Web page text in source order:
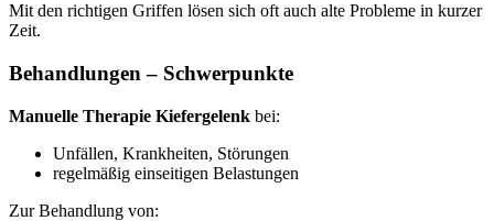
Mit den richtigen Griffen lösen sich oft auch alte Probleme in kurzer
Zeit.
Behandlungen – Schwerpunkte
Manuelle Therapie Kiefergelenk bei:
Unfällen, Krankheiten, Störungen
regelmäßig einseitigen Belastungen
Zur Behandlung von: